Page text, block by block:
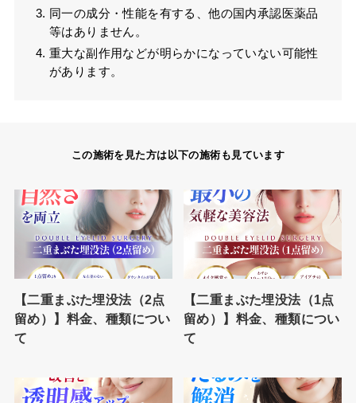
同一の成分・性能を有する、他の国内承認医薬品
等はありません。
重大な副作用などが明らかになっていない可能性
があります。
この施術を見た方は以下の施術も見ています
【二重まぶた埋没法（2点
留め）】料金、種類につい
て
【二重まぶた埋没法（1点
留め）】料金、種類につい
て